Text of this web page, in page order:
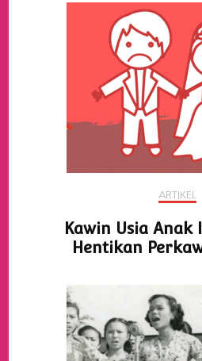
ARTIKEL
Kawin Usia Anak
Hentikan